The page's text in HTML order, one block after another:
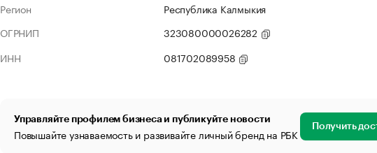
Регион
Республика Калмыкия
ОГРНИП
323080000026282
ИНН
081702089958
Управляйте профилем бизнеса и публикуйте новости
Повышайте узнаваемость и развивайте личный бренд на РБК Получить